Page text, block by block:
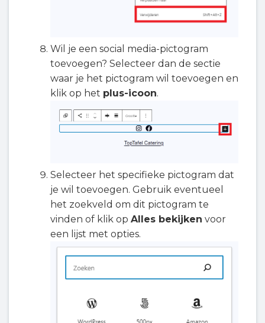
Wil je een social media-pictogram
toevoegen? Selecteer dan de sectie
waar je het pictogram wil toevoegen en
klik op het plus-icoon.
Selecteer het specifieke pictogram dat
je wil toevoegen. Gebruik eventueel
het zoekveld om dit pictogram te
vinden of klik op Alles bekijken voor
een lijst met opties.